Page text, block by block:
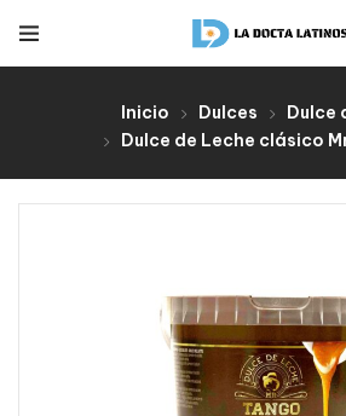
Inicio Dulces
Dulce
Dulce de Leche clásico